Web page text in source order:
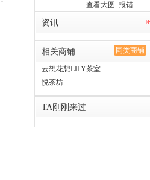
查看大图 报错
资讯
同类商铺
相关商铺
云想花想LILY茶室
悦茶坊
TA刚刚来过